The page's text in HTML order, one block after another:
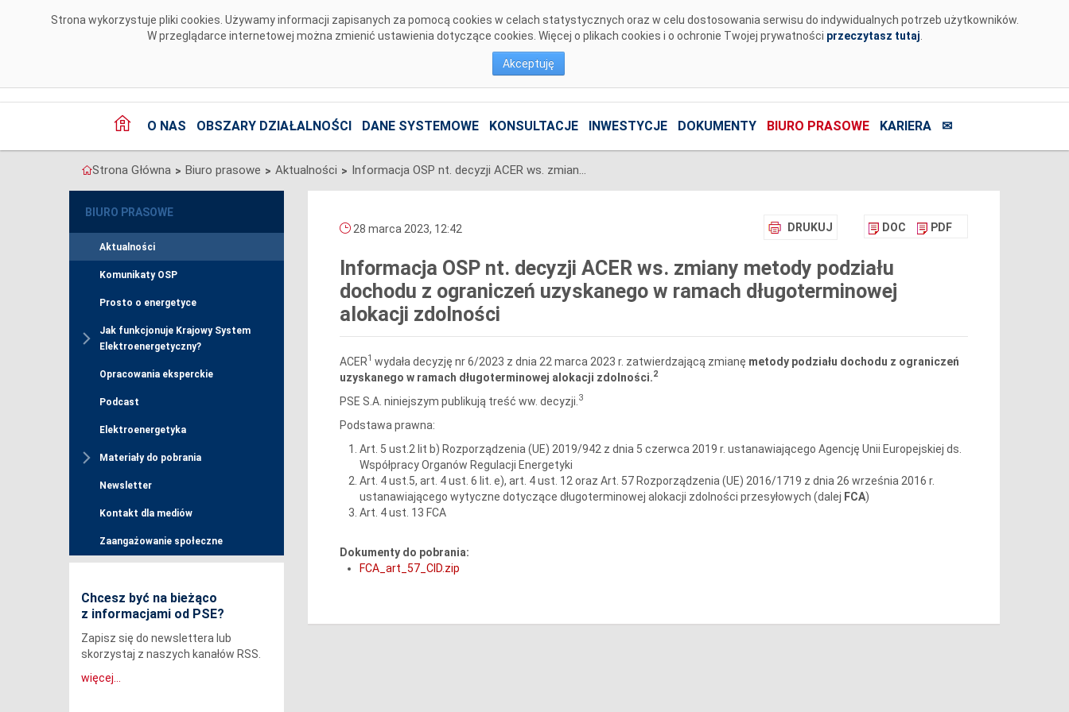
Strona wykorzystuje pliki cookies. Używamy informacji zapisanych za pomocą cookies w celach statystycznych oraz w celu dostosowania serwisu do indywidualnych potrzeb użytkowników.
W przeglądarce internetowej można zmienić ustawienia dotyczące cookies. Więcej o plikach cookies i o ochronie Twojej prywatności przeczytasz tutaj
Akceptuję
O NAS OBSZARY DZIAŁALNOŚCI DANE SYSTEMOWE KONSULTACJE INWESTYCJE DOKUMENTY BIURO PRASOWE KARIERA ✉
Strona Główna > Biuro prasowe > Aktualności > Informacja OSP nt. decyzji ACER ws. zmiany metody podziału dochodu z ograniczeń uzyskanego w ramach długoterminowej alokacji zdolności
BIURO PRASOWE
Aktualności
Komunikaty OSP
Prosto o energetyce
Jak funkcjonuje Krajowy System
Elektroenergetyczny?
Opracowania eksperckie
Podcast
Elektroenergetyka
Materiały do pobrania
Newsletter
Kontakt dla mediów
Zaangażowanie społeczne
Chcesz być na bieżąco
z informacjami od PSE?
Zapisz się do newslettera lub
skorzystaj z naszych kanałów RSS.
więcej...
DRUKUJ DOC PDF
28 marca 2023, 12:42
Informacja OSP nt. decyzji ACER ws. zmiany metody podziału
dochodu z ograniczeń uzyskanego w ramach długoterminowej
alokacji zdolności
ACER1 wydała decyzję nr 6/2023 z dnia 22 marca 2023 r. zatwierdzającą zmianę metody podziału dochodu z ograniczeń
uzyskanego w ramach długoterminowej alokacji zdolności.2
PSE S.A. niniejszym publikują treść ww. decyzji. 3
Podstawa prawna:
Art. 5 ust.2 lit b) Rozporządzenia (UE) 2019/942 z dnia 5 czerwca 2019 r. ustanawiającego Agencję Unii Europejskiej ds.
Współpracy Organów Regulacji Energetyki
Art. 4 ust.5, art. 4 ust. 6 lit. e), art. 4 ust. 12 oraz Art. 57 Rozporządzenia (UE) 2016/1719 z dnia 26 września 2016 r.
ustanawiającego wytyczne dotyczące długoterminowej alokacji zdolności przesyłowych (dalej FCA)
Art. 4 ust. 13 FCA
Dokumenty do pobrania:
FCA_art_57_CID.zip